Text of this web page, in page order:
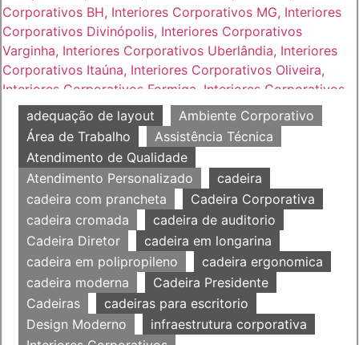
adequação de layout
Ambiente Corporativo
Área de Trabalho
Assistência Técnica
Atendimento de Qualidade
Atendimento Personalizado
cadeira
cadeira com prancheta
Cadeira Corporativa
cadeira cromada
cadeira de auditorio
Cadeira Diretor
cadeira em longarina
cadeira em polipropileno
cadeira ergonomica
cadeira moderna
Cadeira Presidente
Cadeiras
cadeiras para escritorio
Design Moderno
infraestrutura corporativa